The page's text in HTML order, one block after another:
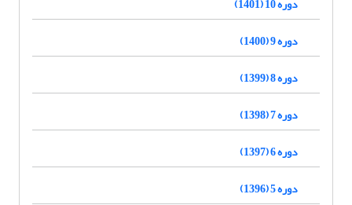
دوره 9 (1400)
دوره 8 (1399)
دوره 7 (1398)
دوره 6 (1397)
دوره 5 (1396)